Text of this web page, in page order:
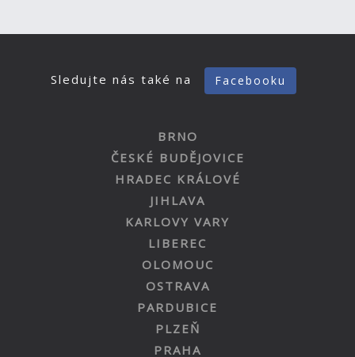
Sledujte nás také na Facebooku
BRNO
ČESKÉ BUDĚJOVICE
HRADEC KRÁLOVÉ
JIHLAVA
KARLOVY VARY
LIBEREC
OLOMOUC
OSTRAVA
PARDUBICE
PLZEŇ
PRAHA